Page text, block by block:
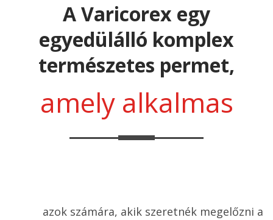
A Varicorex egy
egyedülálló komplex
természetes permet,
amely alkalmas
azok számára, akik szeretnék megelőzni a